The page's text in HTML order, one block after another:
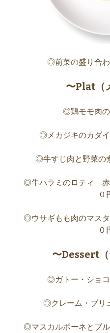
◎前菜の盛り合わ
〜Plat（
◎鶏モモ肉
◎メカジキのカダ
◎牛すじ肉と野菜の
◎牛ハラミのロティ 赤
０
◎ウサギもも肉のマス
０
〜Dessert
◎ガトー・ショコ
◎クレーム・ブリ
◎マスカルポーネとブ